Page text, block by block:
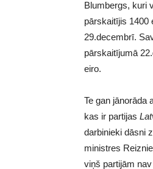
Blumbergs, kuri
pārskaitījis 1400
29.decembrī.
pārskaitījumā
eiro.
Te gan jānorāda
kas ir partijas
darbinieki dāsni
ministres
viņš partijām